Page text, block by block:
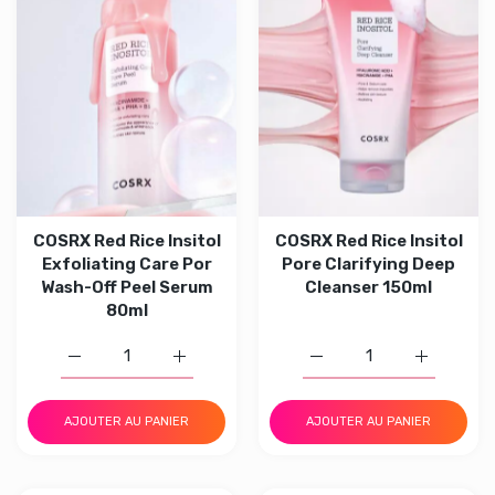
COSRX Red Rice Insitol
Exfoliating Care Por
Wash-Off Peel Serum
80ml
Augmenter la quantité de COSRX Red
Augmenter la quantité de COSRX Red Rice Insitol
AJOUTER AU PANIER
COSRX Red Rice Insitol
Pore Clarifying Deep
Cleanser 150ml
Augmenter la quantité
AJOUTER AU PANIER